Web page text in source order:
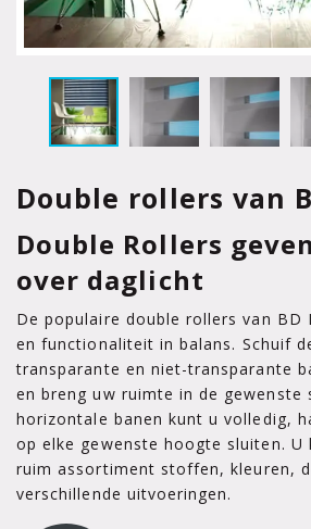
Double rollers van
Double Rollers
over daglicht
De populaire double rollers van BD
en functionaliteit in balans. Schuif
transparante en niet-transparante
en breng uw ruimte in de gewenste
horizontale banen kunt u volledig,
op elke gewenste hoogte sluiten. U
ruim assortiment stoffen, kleuren,
verschillende uitvoeringen.